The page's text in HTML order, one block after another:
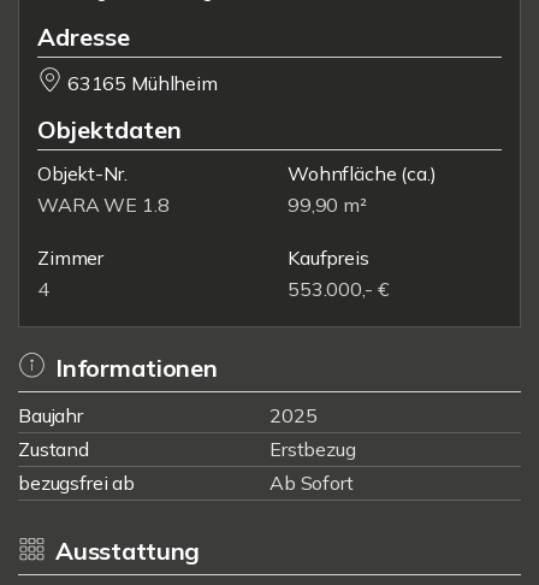
Adresse
63165 Mühlheim
Objektdaten
Objekt-Nr.
WARA WE 1.8
Wohnfläche (ca.)
99,90 m²
Zimmer
4
Kaufpreis
553.000,- €
Informationen
Baujahr
2025
Zustand
Erstbezug
bezugsfrei ab
Ab Sofort
Ausstattung